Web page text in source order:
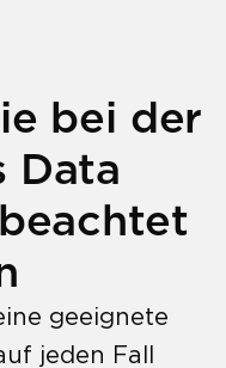
bei der
Data
geeignete
jeden Fall